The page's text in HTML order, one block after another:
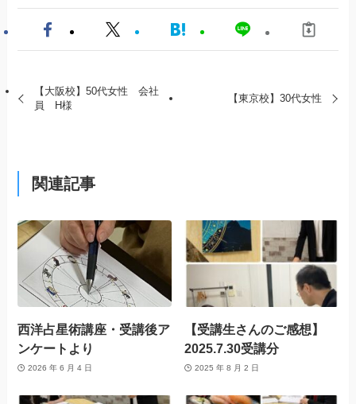
【大阪校】50代女性 会社
員 H様
【東京校】30代女性
関連記事
西洋占星術講座・受講後ア
ンケートより
2026 年 6 月 4 日
【受講生さんのご感想】
2025.7.30受講分
2025 年 8 月 2 日